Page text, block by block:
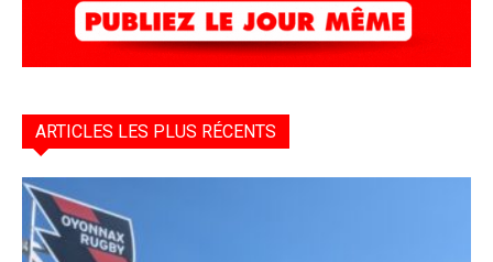
ARTICLES LES PLUS RÉCENTS